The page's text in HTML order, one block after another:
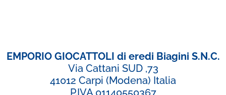
EMPORIO GIOCATTOLI di eredi Biagini S.N.C.
Via Cattani SUD ,73
41012 Carpi (Modena) Italia
P.IVA 01140550367